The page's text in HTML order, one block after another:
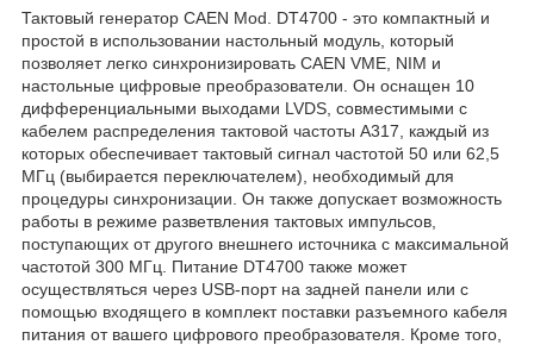
Тактовый генератор CAEN Mod. DT4700 - это компактный и
простой в использовании настольный модуль, который
позволяет легко синхронизировать CAEN VME, NIM и
настольные цифровые преобразователи. Он оснащен 10
дифференциальными выходами LVDS, совместимыми с
кабелем распределения тактовой частоты A317, каждый из
которых обеспечивает тактовый сигнал частотой 50 или 62,5
МГц (выбирается переключателем), необходимый для
процедуры синхронизации. Он также допускает возможность
работы в режиме разветвления тактовых импульсов,
поступающих от другого внешнего источника с максимальной
частотой 300 МГц. Питание DT4700 также может
осуществляться через USB-порт на задней панели или с
помощью входящего в комплект поставки разъемного кабеля
питания от вашего цифрового преобразователя. Кроме того,